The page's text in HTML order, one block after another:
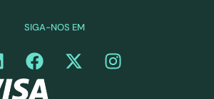
SIGA-NOS EM